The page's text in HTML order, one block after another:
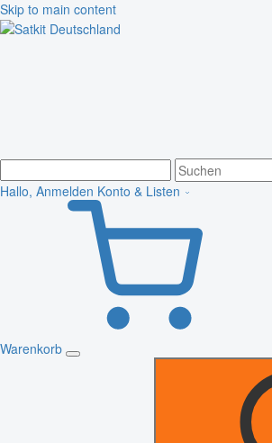
Skip to main content
Hallo, Anmelden Konto & Listen
Warenkorb